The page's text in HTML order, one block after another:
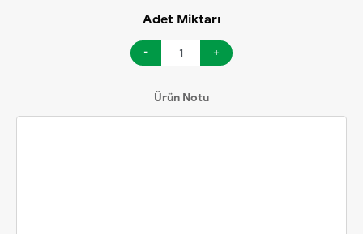
Adet Miktarı
- +
Ürün Notu